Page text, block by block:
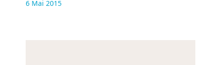
6 Mai 2015